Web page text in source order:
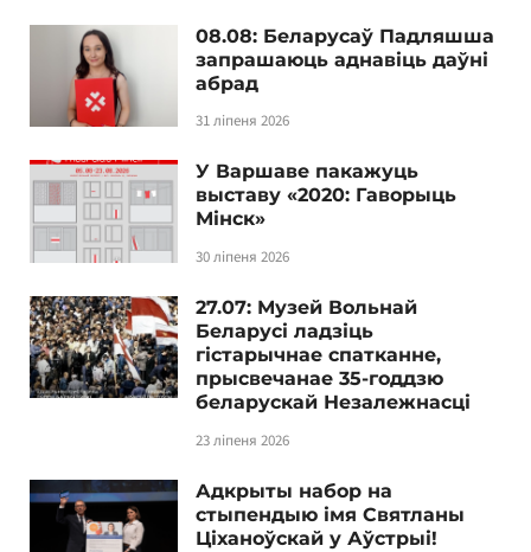
08.08: Беларусаў Падляшша
запрашаюць аднавіць даўні
абрад
31 ліпеня 2026
У Варшаве пакажуць
выставу «2020: Гаворыць
Мінск»
30 ліпеня 2026
27.07: Музей Вольнай
Беларусі ладзіць
гістарычнае спатканне,
прысвечанае 35-годдзю
беларускай Незалежнасці
23 ліпеня 2026
Адкрыты набор на
стыпендыю імя Святланы
Ціханоўскай у Аўстрыі!